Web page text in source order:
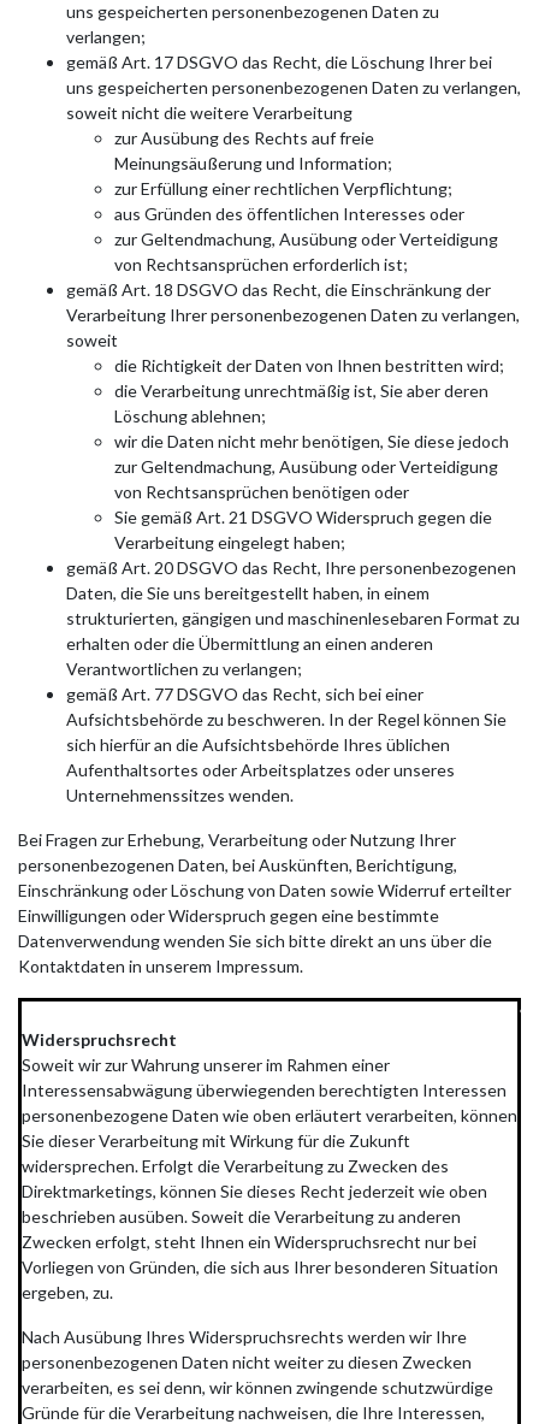
uns gespeicherten personenbezogenen Daten zu
verlangen;
gemäß Art. 17 DSGVO das Recht, die Löschung Ihrer bei
uns gespeicherten personenbezogenen Daten zu verlangen,
soweit nicht die weitere Verarbeitung
zur Ausübung des Rechts auf freie
Meinungsäußerung und Information;
zur Erfüllung einer rechtlichen Verpflichtung;
aus Gründen des öffentlichen Interesses oder
zur Geltendmachung, Ausübung oder Verteidigung
von Rechtsansprüchen erforderlich ist;
gemäß Art. 18 DSGVO das Recht, die Einschränkung der
Verarbeitung Ihrer personenbezogenen Daten zu verlangen,
soweit
die Richtigkeit der Daten von Ihnen bestritten wird;
die Verarbeitung unrechtmäßig ist, Sie aber deren
Löschung ablehnen;
wir die Daten nicht mehr benötigen, Sie diese jedoch
zur Geltendmachung, Ausübung oder Verteidigung
von Rechtsansprüchen benötigen oder
Sie gemäß Art. 21 DSGVO Widerspruch gegen die
Verarbeitung eingelegt haben;
gemäß Art. 20 DSGVO das Recht, Ihre personenbezogenen
Daten, die Sie uns bereitgestellt haben, in einem
strukturierten, gängigen und maschinenlesebaren Format zu
erhalten oder die Übermittlung an einen anderen
Verantwortlichen zu verlangen;
gemäß Art. 77 DSGVO das Recht, sich bei einer
Aufsichtsbehörde zu beschweren. In der Regel können Sie
sich hierfür an die Aufsichtsbehörde Ihres üblichen
Aufenthaltsortes oder Arbeitsplatzes oder unseres
Unternehmenssitzes wenden.
Bei Fragen zur Erhebung, Verarbeitung oder Nutzung Ihrer
personenbezogenen Daten, bei Auskünften, Berichtigung,
Einschränkung oder Löschung von Daten sowie Widerruf erteilter
Einwilligungen oder Widerspruch gegen eine bestimmte
Datenverwendung wenden Sie sich bitte direkt an uns über die
Kontaktdaten in unserem Impressum.
Widerspruchsrecht
Soweit wir zur Wahrung unserer im Rahmen einer
Interessensabwägung überwiegenden berechtigten Interessen
personenbezogene Daten wie oben erläutert verarbeiten, können
Sie dieser Verarbeitung mit Wirkung für die Zukunft
widersprechen. Erfolgt die Verarbeitung zu Zwecken des
Direktmarketings, können Sie dieses Recht jederzeit wie oben
beschrieben ausüben. Soweit die Verarbeitung zu anderen
Zwecken erfolgt, steht Ihnen ein Widerspruchsrecht nur bei
Vorliegen von Gründen, die sich aus Ihrer besonderen Situation
ergeben, zu.
Nach Ausübung Ihres Widerspruchsrechts werden wir Ihre
personenbezogenen Daten nicht weiter zu diesen Zwecken
verarbeiten, es sei denn, wir können zwingende schutzwürdige
Gründe für die Verarbeitung nachweisen, die Ihre Interessen,